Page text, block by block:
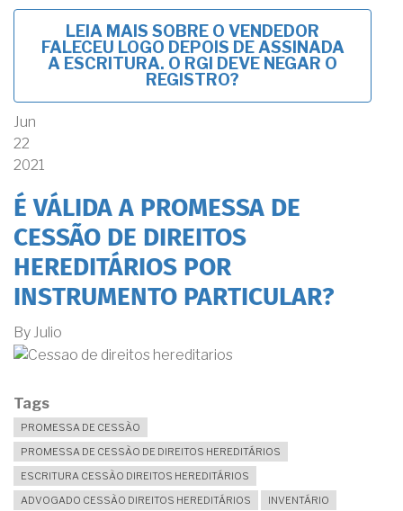
LEIA MAIS SOBRE O VENDEDOR
FALECEU LOGO DEPOIS DE ASSINADA
A ESCRITURA. O RGI DEVE NEGAR O
REGISTRO?
Jun
22
2021
É VÁLIDA A PROMESSA DE
CESSÃO DE DIREITOS
HEREDITÁRIOS POR
INSTRUMENTO PARTICULAR?
By Julio
Tags
PROMESSA DE CESSÃO
PROMESSA DE CESSÃO DE DIREITOS HEREDITÁRIOS
ESCRITURA CESSÃO DIREITOS HEREDITÁRIOS
ADVOGADO CESSÃO DIREITOS HEREDITÁRIOS
INVENTÁRIO